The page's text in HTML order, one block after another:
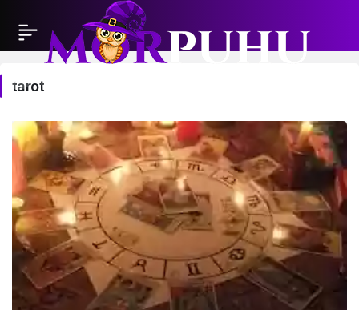
tarot
tarot